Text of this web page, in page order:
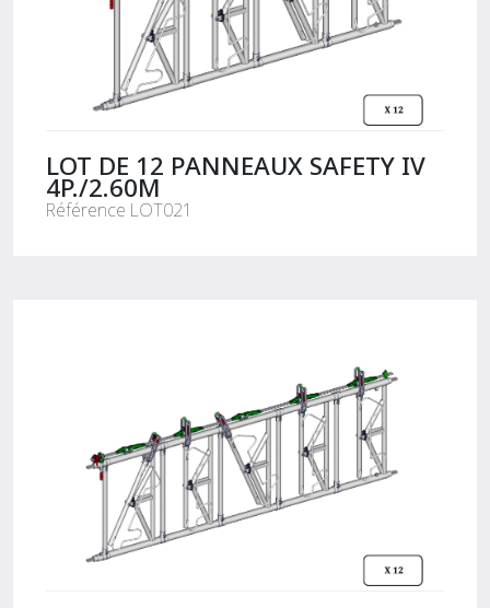
LOT DE 12 PANNEAUX SAFETY IV
4P./2.60M
Référence LOT021